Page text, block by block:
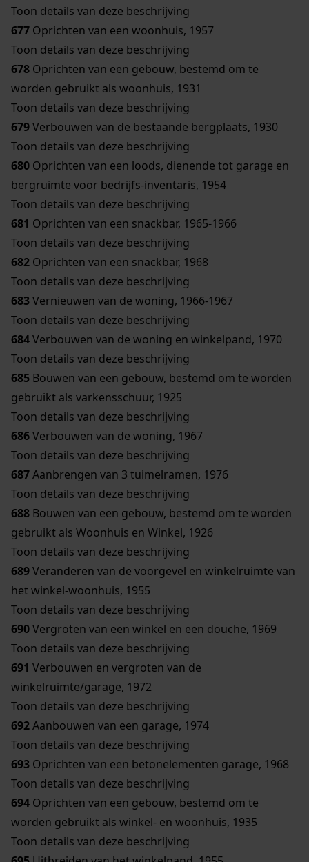
Toon details van deze beschrijving
677 Oprichten van een woonhuis, 1957
Toon details van deze beschrijving
678 Oprichten van een gebouw, bestemd om te
worden gebruikt als woonhuis, 1931
Toon details van deze beschrijving
679Verbouwen van de bestaande bergplaats, 1930
Toon details van deze beschrijving
680 Oprichten van een loods, dienende tot garage en
bergruimte voor bedrijfs-inventaris, 1954
Toon details van deze beschrijving
681 Oprichten van een snackbar, 1965-1966
Toon details van deze beschrijving
682 Oprichten van een snackbar, 1968
Toon details van deze beschrijving
683Vernieuwen van de woning, 1966-1967
Toon details van deze beschrijving
684Verbouwen van de woning en winkelpand, 1970
Toon details van deze beschrijving
685 Bouwen van een gebouw, bestemd om te worden
gebruikt als varkensschuur, 1925
Toon details van deze beschrijving
686Verbouwen van de woning, 1967
Toon details van deze beschrijving
687Aanbrengen van 3 tuimelramen, 1976
Toon details van deze beschrijving
688 Bouwen van een gebouw, bestemd om te worden
gebruikt als Woonhuis en Winkel, 1926
Toon details van deze beschrijving
689Veranderen van de voorgevel en winkelruimte van
het winkel-woonhuis, 1955
Toon details van deze beschrijving
690Vergroten van een winkel en een douche, 1969
Toon details van deze beschrijving
691 Verbouwen en vergroten van de
winkelruimte/garage, 1972
Toon details van deze beschrijving
692Aanbouwen van een garage, 1974
Toon details van deze beschrijving
693 Oprichten van een betonelementen garage, 1968
Toon details van deze beschrijving
694 Oprichten van een gebouw, bestemd om te
worden gebruikt als winkel- en woonhuis, 1935
Toon details van deze beschrijving